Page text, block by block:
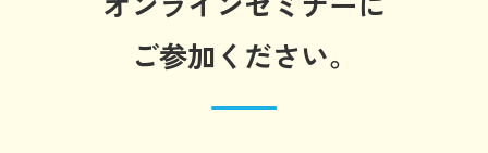
ご参加ください。